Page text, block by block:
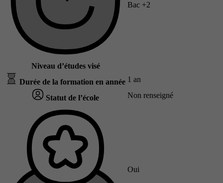
Niveau d’études visé
Bac +2
Durée de la formation en année 1 an
Statut de l’école Non renseigné
Oui